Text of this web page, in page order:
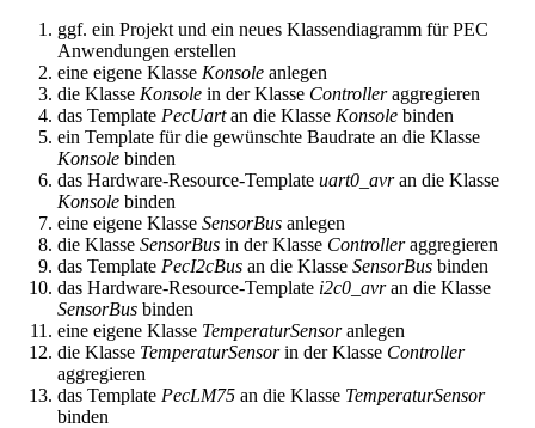
ggf. ein Projekt und ein neues Klassendiagramm für PEC
Anwendungen erstellen
eine eigene Klasse Konsole anlegen
die Klasse Konsole in der Klasse Controlleraggregieren
das Template PecUartan die Klasse Konsole binden
ein Template für die gewünschte Baudrate an die Klasse
Konsole binden
das Hardware-Resource-Template uart0_avran die Klasse
Konsole binden
eine eigene Klasse SensorBus anlegen
die Klasse SensorBus in der Klasse Controlleraggregieren
das Template PecI2cBus an die Klasse SensorBus binden
das Hardware-Resource-Template i2c0_avran die Klasse
SensorBus binden
eine eigene Klasse TemperaturSensoranlegen
die Klasse TemperaturSensorin der Klasse Controller
aggregieren
das Template PecLM75 an die Klasse TemperaturSensor
binden